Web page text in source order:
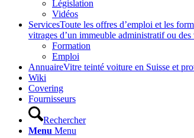
Législation
Vidéos
ServicesToute les offres d’emploi et les
vitrages d’un immeuble administratif ou
Formation
Emploi
AnnuaireVitre teinté voiture en Suisse et
Wiki
Covering
Fournisseurs
Rechercher
Menu Menu